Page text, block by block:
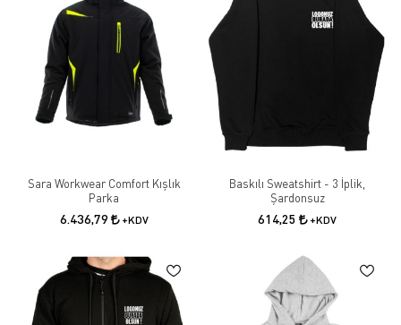
Sara Workwear Comfort Kışlık
Parka
6.436,79 +KDV
Baskılı Sweatshirt - 3 İplik,
Şardonsuz
614,25 +KDV